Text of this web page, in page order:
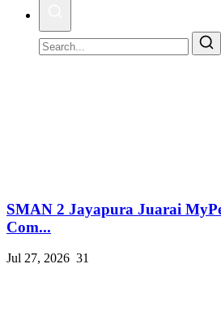
SMAN 2 Jayapura Juarai
Com...
Jul 27, 2026 31